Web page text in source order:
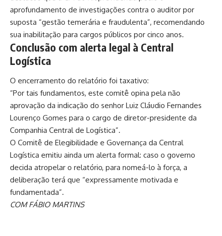
aprofundamento de investigações contra o auditor por
suposta “gestão temerária e fraudulenta”, recomendando
sua inabilitação para cargos públicos por cinco anos.
Conclusão com alerta legal à Central
Logística
O encerramento do relatório foi taxativo:
“Por tais fundamentos, este comitê opina pela não
aprovação da indicação do senhor Luiz Cláudio Fernandes
Lourenço Gomes para o cargo de diretor-presidente da
Companhia Central de Logística”.
O Comitê de Elegibilidade e Governança da Central
Logística emitiu ainda um alerta formal: caso o governo
decida atropelar o relatório, para nomeá-lo à força, a
deliberação terá que “expressamente motivada e
fundamentada”.
COM FÁBIO MARTINS